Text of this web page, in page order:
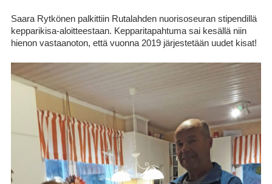
Saara Rytkönen palkittiin Rutalahden nuorisoseuran stipendillä
kepparikisa-aloitteestaan. Kepparitapahtuma sai kesällä niin
hienon vastaanoton, että vuonna 2019 järjestetään uudet kisat!